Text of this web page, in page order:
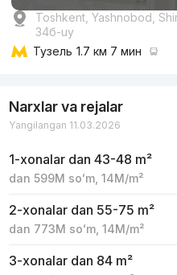
Toshkent, Yashnobod,
34б-uy
Тузель 1.7 км 7 мин
Narxlar va rejalar
Yangilangan 11.03.2026
1-xonalar dan 43-48 m²
dan 599M soʻm, 14M/m²
2-xonalar dan 55-75 m²
dan 773M soʻm, 14M/m²
3-xonalar dan 84 m²